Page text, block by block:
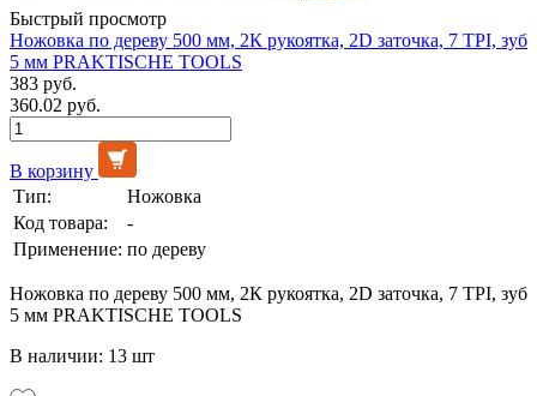
Быстрый просмотр
Ножовка по дереву 500 мм, 2К рукоятка, 2D заточка, 7 TPI, зуб
5 мм PRAKTISCHE TOOLS
383 руб.
360.02 руб.
В корзину
Тип:
Ножовка
Код товара:
-
Применение: по дереву
Ножовка по дереву 500 мм, 2К рукоятка, 2D заточка, 7 TPI, зуб
5 мм PRAKTISCHE TOOLS
В наличии: 13 шт